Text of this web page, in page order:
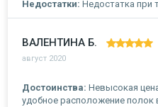
Недостатки: Недостатка при
ВАЛЕНТИНА Б.
август 2020
Достоинства: Невысокая
удобное расположение полок